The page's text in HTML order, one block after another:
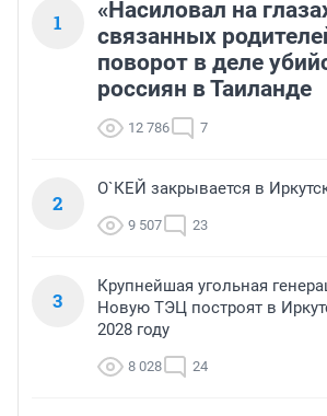
1
«Насиловал на
связанных
поворот в деле
россиян в Таиланде
12 786 7
2
О`КЕЙ закрывается в
9 507 23
3
Крупнейшая угольная
Новую ТЭЦ построят в
2028 году
8 028 24